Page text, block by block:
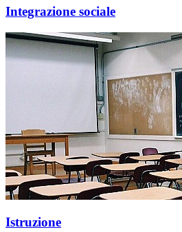
Integrazione sociale
Istruzione